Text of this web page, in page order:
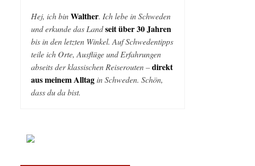
Hej, ich binWalther. Ich lebe in Schweden
und erkunde das Landseit über 30 Jahren
bis in den letzten Winkel. Auf Schwedentipps
teile ich Orte, Ausflüge und Erfahrungen
abseits der klassischen Reiserouten –direkt
aus meinem Alltag in Schweden. Schön,
dass du da bist.